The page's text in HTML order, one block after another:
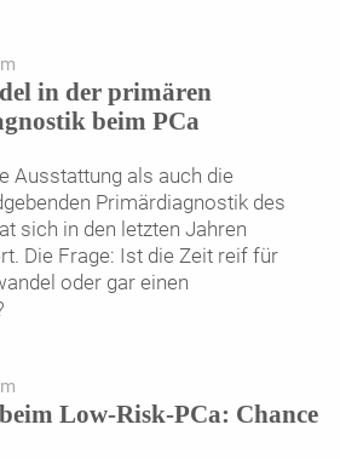
in der primären
beim PCa
Ausstattung als auch die
Primärdiagnostik des
sich in den letzten Jahren
Die Frage: Ist die Zeit reif für
oder gar einen
Low-Risk-PCa: Chance